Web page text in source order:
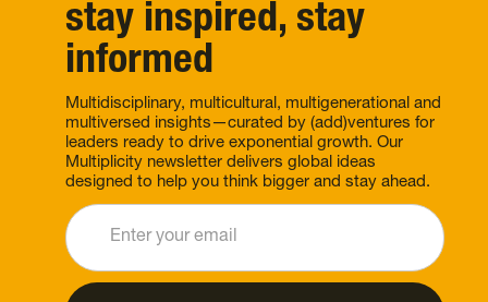
stay inspired, stay
informed
Multidisciplinary, multicultural, multigenerational and
multiversed insights—curated by (add)ventures for
leaders ready to drive exponential growth. Our
Multiplicity newsletter delivers global ideas
designed to help you think bigger and stay ahead.